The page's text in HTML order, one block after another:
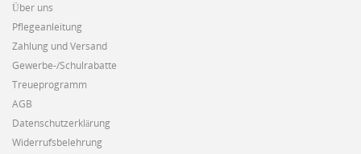
Über uns
Pflegeanleitung
Zahlung und Versand
Gewerbe-/Schulrabatte
Treueprogramm
AGB
Datenschutzerklärung
Widerrufsbelehrung